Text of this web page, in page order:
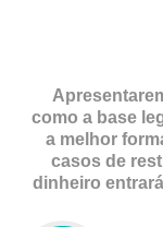
como a base
a melhor
casos de
dinheiro